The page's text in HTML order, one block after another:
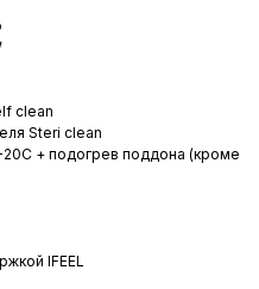
clean
Steri clean
+ подогрев поддона (кроме
IFEEL